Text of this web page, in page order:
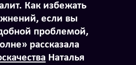
Как избежать
если вы
проблемой,
рассказала
Наталья